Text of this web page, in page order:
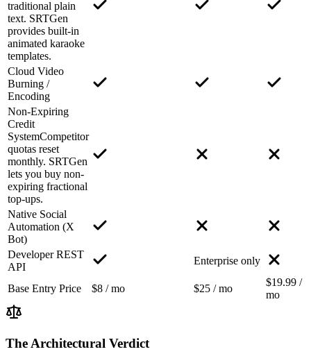
traditional plain
text. SRTGen
provides built-in
animated karaoke
templates.
Cloud Video
Burning /
Encoding
Non-Expiring
Credit
SystemCompetitor
quotas reset
monthly. SRTGen
lets you buy non-
expiring fractional
top-ups.
Native Social
Automation (X
Bot)
Developer REST
API
Enterprise only
Base Entry Price $8 / mo $25 / mo
$19.99 /
mo
The Architectural Verdict